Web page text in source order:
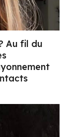
Au fil du